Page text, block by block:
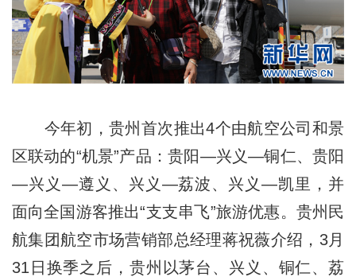
今年初，贵州首次推出4个由航空公司和景
区联动的“机景”产品：贵阳—兴义—铜仁、贵阳
—兴义—遵义、兴义—荔波、兴义—凯里，并
面向全国游客推出“支支串飞”旅游优惠。贵州民
航集团航空市场营销部总经理蒋祝薇介绍，3月
31日换季之后，贵州以茅台、兴义、铜仁、荔